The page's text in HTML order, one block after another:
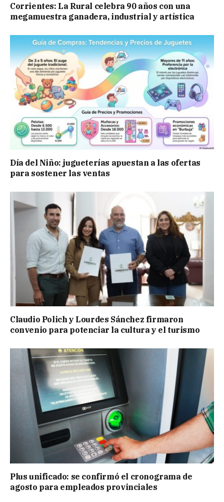
Corrientes: La Rural celebra 90 años con una
megamuestra ganadera, industrial y artística
Día del Niño: jugueterías apuestan a las ofertas
para sostener las ventas
Claudio Polich y Lourdes Sánchez firmaron
convenio para potenciar la cultura y el turismo
Plus unificado: se confirmó el cronograma de
agosto para empleados provinciales